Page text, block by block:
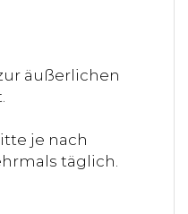
äußerlichen
je nach
täglich.